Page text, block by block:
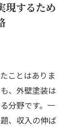
現するため
ことはありま
、外壁塗装は
分野です。一
、収入の伸ば